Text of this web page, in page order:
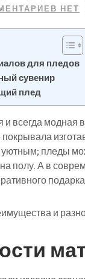
НЕТ
для пледов
сувенир
плед
и всегда модная
покрывала
пледы
полу. А в